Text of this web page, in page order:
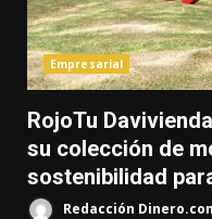
Empresarial
RojoTu
su colección de
sostenibilidad
Redacción